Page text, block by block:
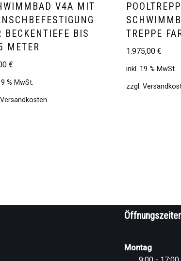
V4A MIT
BECKENTIEFE BIS
METER
€
% MwSt.
Versandkosten
TREPPE
1.975,00€
inkl. 19 % MwSt.
zzgl.
Montag